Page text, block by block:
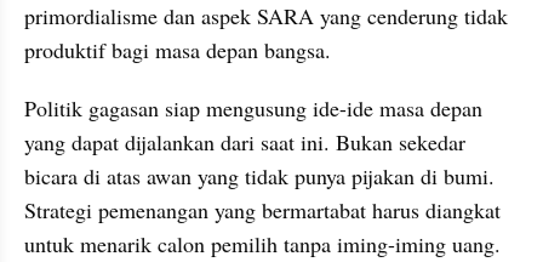
primordialisme dan aspek SARA yang cenderung tidak
produktif bagi masa depan bangsa.
Politik gagasan siap mengusung ide-ide masa depan
yang dapat dijalankan dari saat ini. Bukan sekedar
bicara di atas awan yang tidak punya pijakan di bumi.
Strategi pemenangan yang bermartabat harus diangkat
untuk menarik calon pemilih tanpa iming-iming uang.